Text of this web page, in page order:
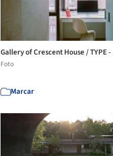
Gallery of Crescent House / TYPE -
Foto
Marcar